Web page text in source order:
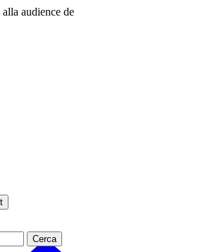
audience de
Cerca